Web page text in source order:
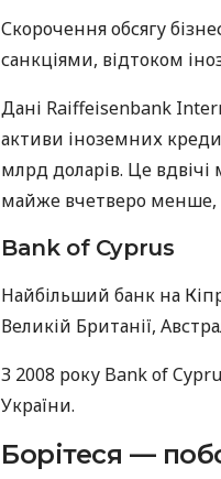
Скорочення обсягу
санкціями, відтоком
Дані Raiffeisenbank
активи іноземних
млрд доларів. Це
майже вчетверо менше,
Bank of Cyprus
Найбільший банк на
Великій Британії,
З 2008 року Bank of
України.
Борітеся —